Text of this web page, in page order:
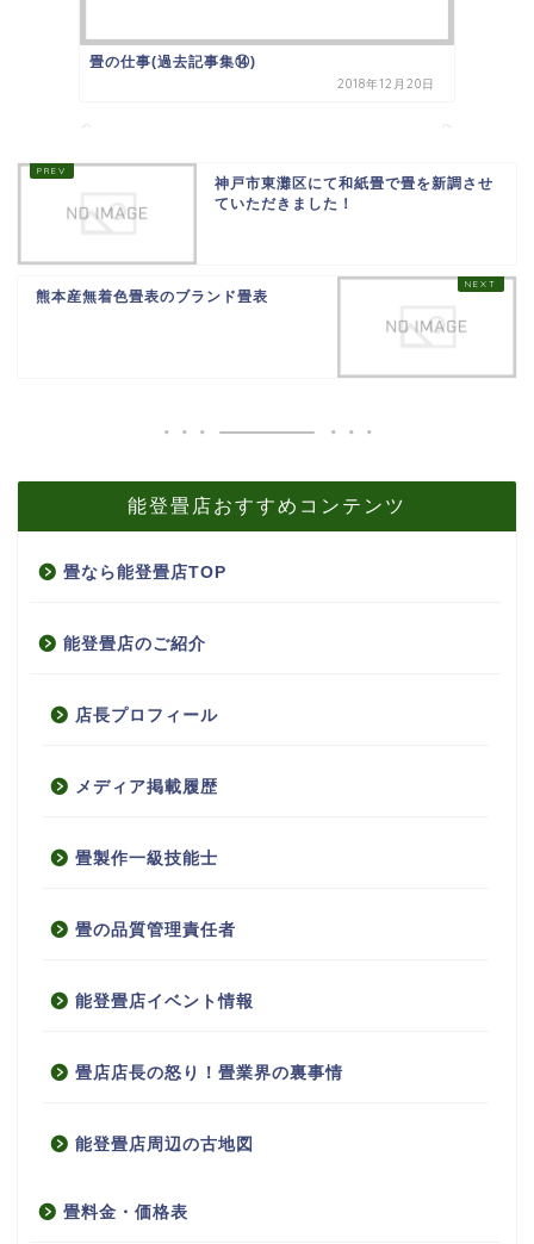
畳の仕事(過去記事集⑭)
2018年12月20日
神戸市東灘区にて和紙畳で畳を新調させ
ていただきました！
熊本産無着色畳表のブランド畳表
能登畳店おすすめコンテンツ
畳なら能登畳店TOP
能登畳店のご紹介
店長プロフィール
メディア掲載履歴
畳製作一級技能士
畳の品質管理責任者
能登畳店イベント情報
畳店店長の怒り！畳業界の裏事情
能登畳店周辺の古地図
畳料金・価格表